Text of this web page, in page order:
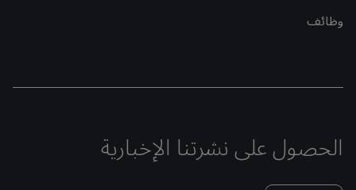
وظائف
الحصول على نشرتنا الإخبارية